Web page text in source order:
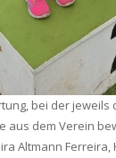
bei der jeweils
aus dem Verein
Altmann Ferreira,